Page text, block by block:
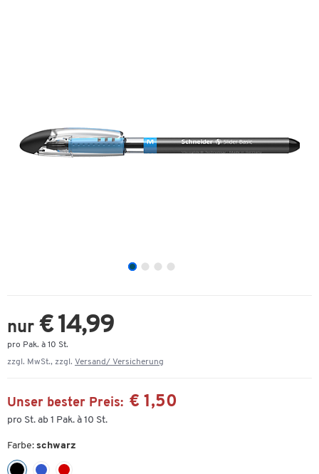
nur € 14,99
pro Pak. à 10 St.
zzgl. MwSt., zzgl. Versand/ Versicherung
Unser bester Preis: € 1,50
pro St. ab 1 Pak. à 10 St.
Farbe: schwarz